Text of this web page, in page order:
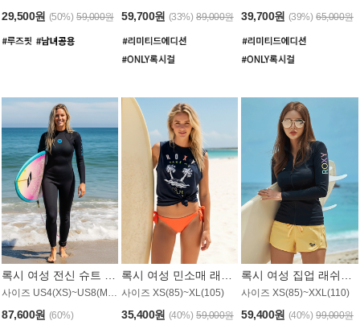
29,500원 (50%) 59,000원 59,700원 (33%) 89,000원 39,700원 (39%) 65,000원
87,600원 (60%)
사이즈 XS(85)~XL(105)
35,400원 (40%) 59,000원
사이즈 XS(85)~XXL(110)
59,400원 (40%) 99,000원